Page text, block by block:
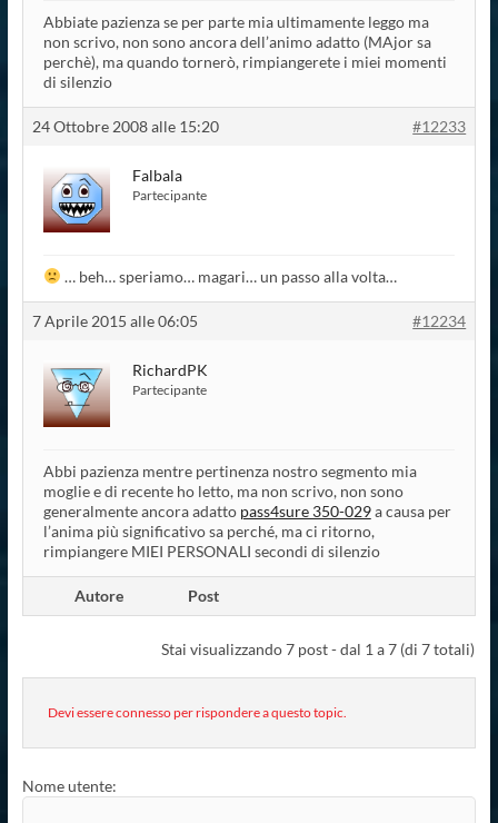
Abbiate pazienza se per parte mia ultimamente leggo ma
non scrivo, non sono ancora dell’animo adatto (MAjor sa
perchè), ma quando tornerò, rimpiangerete i miei momenti
di silenzio
24 Ottobre 2008 alle 15:20 #12233
Falbala
Partecipante
… beh… speriamo… magari… un passo alla volta…
7 Aprile 2015 alle 06:05 #12234
RichardPK
Partecipante
Abbi pazienza mentre pertinenza nostro segmento mia
moglie e di recente ho letto, ma non scrivo, non sono
generalmente ancora adatto pass4sure 350-029a causa per
l’anima più significativo sa perché, ma ci ritorno,
rimpiangere MIEI PERSONALI secondi di silenzio
Autore Post
Stai visualizzando 7 post - dal 1 a 7 (di 7 totali)
Devi essere connesso per rispondere a questo topic.
Nome utente: